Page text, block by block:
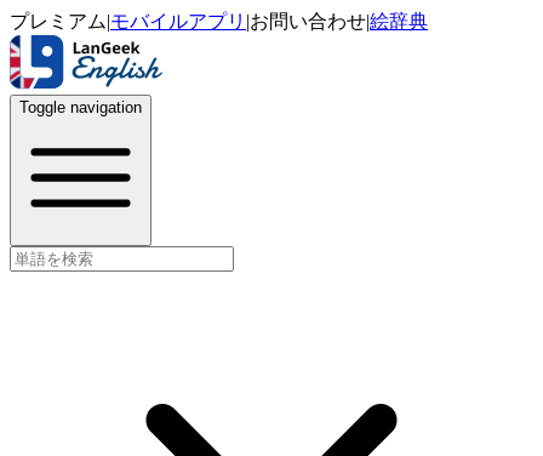
プレミアム|モバイルアプリ |お問い合わせ|絵辞典
Toggle navigation